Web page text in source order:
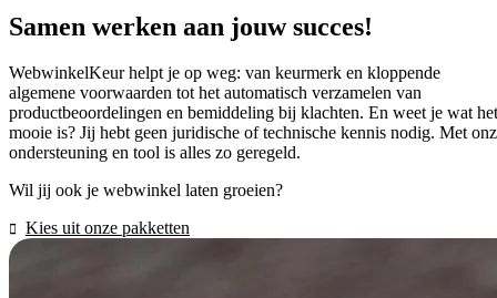
Samen werken aan jouw succes!
WebwinkelKeur helpt je op weg: van keurmerk en kloppende
algemene voorwaarden tot het automatisch verzamelen van
productbeoordelingen en bemiddeling bij klachten. En weet je wat het
mooie is? Jij hebt geen juridische of technische kennis nodig. Met
ondersteuning en tool is alles zo geregeld.
Wil jij ook je webwinkel laten groeien?
Kies uit onze pakketten